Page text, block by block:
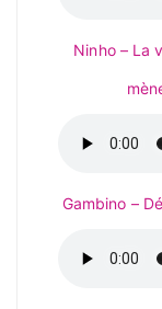
Ninho – La
Gambino –